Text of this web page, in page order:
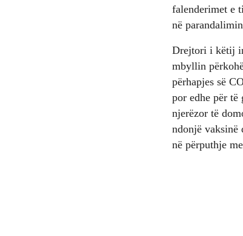
falenderimet e
në
Drejtori i këtij
mbyllin
përhapjes së
por edhe për të
njerëzor të
ndonjë vaksinë
në përputhje